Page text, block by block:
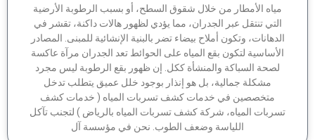
الأمطار من خلال شقوق السطح، أو بسبب الرطوبة الأرضية
تنتقل عبر الجدران، مما يؤدي لظهور هالات داكنة، تقشر في
وتكون أملاح بيضاء تضر بالبنية الإنشائية للمبنى. المصادر
لتكون بقع المياه على الحوائط تعد الجدران مرآة عاكسة
لصحة السباكة والمنشأة ككل. إن ظهور بقع الرطوبة ليس مجرد
مشكلة جمالية، بل هو إنذار بوجود خلل عميق يتطلب تدخل
متخصصين في خدمات كشف تسربات المياه ( خدمات كشف
المياه، شركة كشف تسربات المياه بالرياض ) لتجنب تآكل
اللياسة وضعف الطوب. نحن في مؤسسة آل